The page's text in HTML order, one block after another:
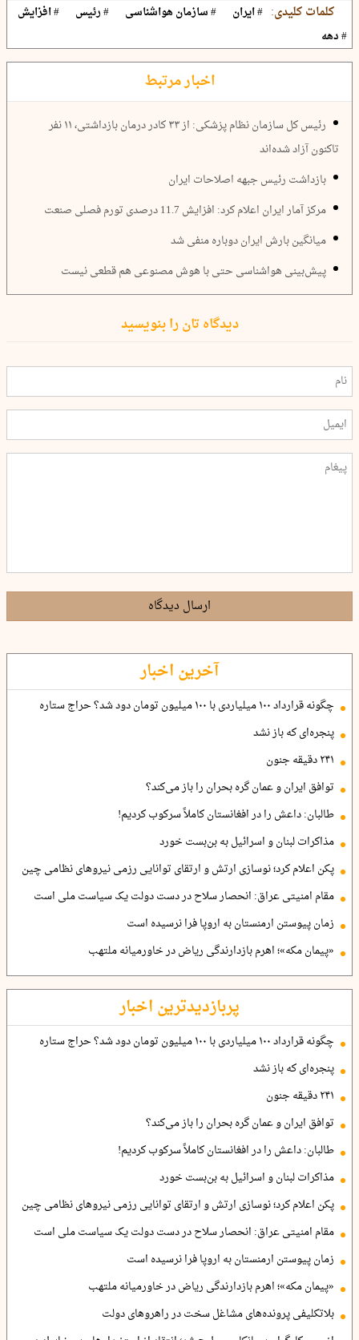
کلمات کلیدی: # ایران # سازمان هواشناسی # رئیس
# افزایش
# دهه
اخبار مرتبط
رئیس کل سازمان نظام پزشکی: از ۳۳ کادر درمان بازداشتی، ۱۱ نفر
تاکنون آزاد شده‌اند
بازداشت رئیس جبهه اصلاحات ایران
مرکز آمار ایران اعلام کرد: افزایش 11.7 درصدی تورم فصلی صنعت
میانگین بارش ایران دوباره منفی شد
پیش‌بینی هواشناسی حتی با هوش مصنوعی هم قطعی نیست
دیدگاه تان را بنویسید
ارسال دیدگاه
آخرین اخبار
چگونه قرارداد ۱۰۰ میلیاردی با ۱۰۰ میلیون تومان دود شد؟ حراج ستاره
پنجره‌ای که باز نشد
۲۴۱ دقیقه جنون
توافق ایران و عمان گره بحران را باز می‌کند؟
طالبان: داعش را در افغانستان کاملاً سرکوب کردیم!
مذاکرات لبنان و اسرائیل به بن‌بست خورد
پکن اعلام کرد؛ نوسازی ارتش و ارتقای توانایی رزمی نیروهای نظامی چین
مقام امنیتی عراق: انحصار سلاح در دست دولت یک سیاست ملی است
زمان پیوستن ارمنستان به اروپا فرا نرسیده است
«پیمان مکه»؛ اهرم بازدارندگی ریاض در خاورمیانه ملتهب
پربازدیدترین اخبار
چگونه قرارداد ۱۰۰ میلیاردی با ۱۰۰ میلیون تومان دود شد؟ حراج ستاره
پنجره‌ای که باز نشد
۲۴۱ دقیقه جنون
توافق ایران و عمان گره بحران را باز می‌کند؟
طالبان: داعش را در افغانستان کاملاً سرکوب کردیم!
مذاکرات لبنان و اسرائیل به بن‌بست خورد
پکن اعلام کرد؛ نوسازی ارتش و ارتقای توانایی رزمی نیروهای نظامی چین
مقام امنیتی عراق: انحصار سلاح در دست دولت یک سیاست ملی است
زمان پیوستن ارمنستان به اروپا فرا نرسیده است
«پیمان مکه»؛ اهرم بازدارندگی ریاض در خاورمیانه ملتهب
بلاتکلیفی پرونده‌های مشاغل سخت در راهروهای دولت